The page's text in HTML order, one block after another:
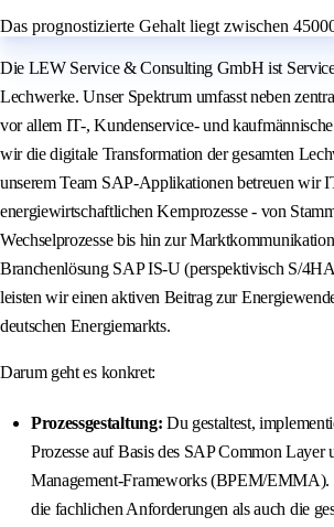
Das prognostizierte Gehalt liegt zwischen
Die LEW Service & Consulting GmbH ist
Lechwerke. Unser Spektrum umfasst neben
vor allem IT-, Kundenservice- und
wir die digitale Transformation der gesamten
unserem Team SAP‑Applikationen betreuen wir
energiewirtschaftlichen Kernprozesse - von
Wechselprozesse bis hin zur
Branchenlösung SAP IS‑U (perspektivisch S/
leisten wir einen aktiven Beitrag zur
deutschen Energiemarkts.
Darum geht es konkret:
Prozessgestaltung: Du gestaltest,
Prozesse auf Basis des SAP Common Layer
Management-Frameworks (BPEM/EMMA).
die fachlichen Anforderungen als auch die